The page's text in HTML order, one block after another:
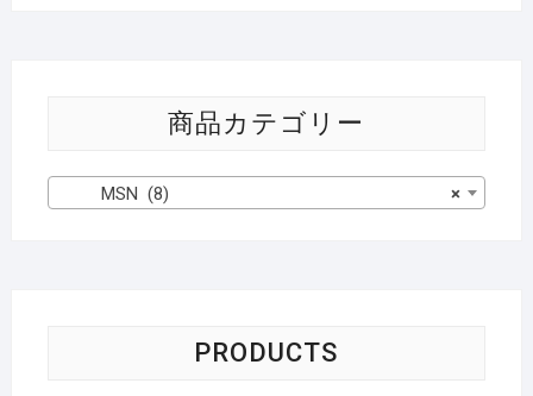
商品カテゴリー
×
MSN (8)
PRODUCTS